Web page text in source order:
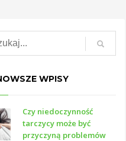
WPISY
Czy niedoczynność
tarczycy może być
przyczyną problemów